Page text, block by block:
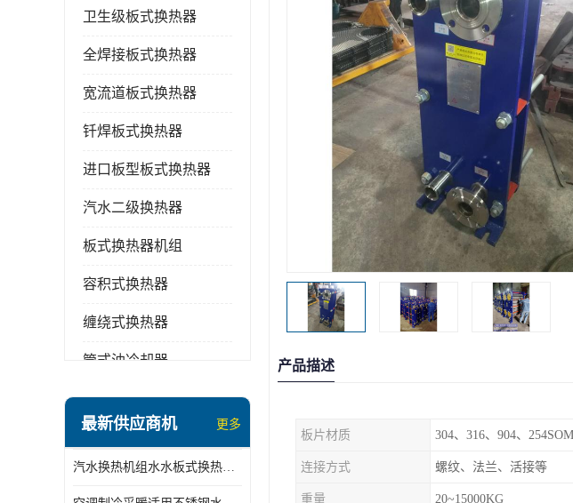
卫生级板式换热器
全焊接板式换热器
宽流道板式换热器
钎焊板式换热器
进口板型板式换热器
汽水二级换热器
板式换热器机组
容积式换热器
缠绕式换热器
管式油冷却器
盘管换热
变频供水机组
最新供应商机 更多
汽水换热机组水水板式换热机组板式热交换机组厂家专业定制
产品描述
板片材质
连接方式 螺纹、法兰、活接等
重量 20~15000KG